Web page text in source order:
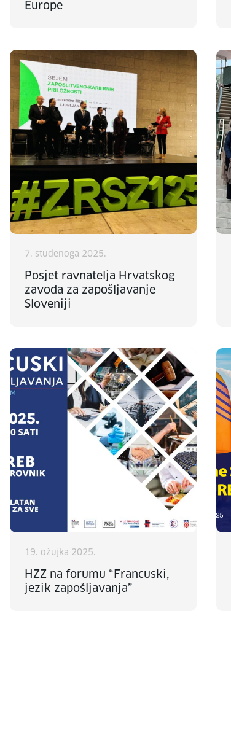
Europe
7. studenoga 2025.
Posjet ravnatelja Hrvatskog
zavoda za zapošljavanje
Sloveniji
19. ožujka 2025.
HZZ na forumu “Francuski,
jezik zapošljavanja”